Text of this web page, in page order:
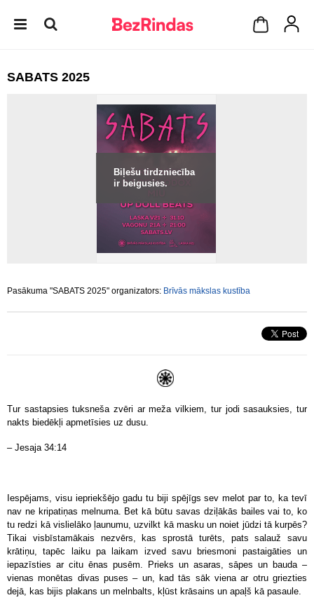
SABATS 2025
Biļešu tirdzniecība
ir beigusies.
Pasākuma "SABATS 2025" organizators: Brīvās mākslas kustība
Tur sastapsies tuksneša zvēri ar meža vilkiem, tur jodi sasauksies, tur
nakts biedēkļi apmetīsies uz dusu.
– Jesaja 34:14
Iespējams, visu iepriekšējo gadu tu biji spējīgs sev melot par to, ka tevī
nav ne kripatiņas melnuma. Bet kā būtu savas dziļākās bailes vai to, ko
tu redzi kā vislielāko ļaunumu, uzvilkt kā masku un noiet jūdzi tā kurpēs?
Tikai visbīstamākais nezvērs, kas sprostā turēts, pats salauž savu
krātiņu, tapēc laiku pa laikam izved savu briesmoni pastaigāties un
iepazīsties ar citu ēnas pusēm. Prieks un asaras, sāpes un bauda –
vienas monētas divas puses – un, kad tās sāk viena ar otru griezties
dejā, kas bijis plakans un melnbalts, kļūst krāsains un apaļš kā pasaule.